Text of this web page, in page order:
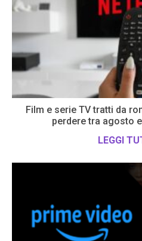
Film e serie TV tratti da
perdere tra agosto
LEGGI